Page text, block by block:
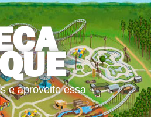
e aproveite essa